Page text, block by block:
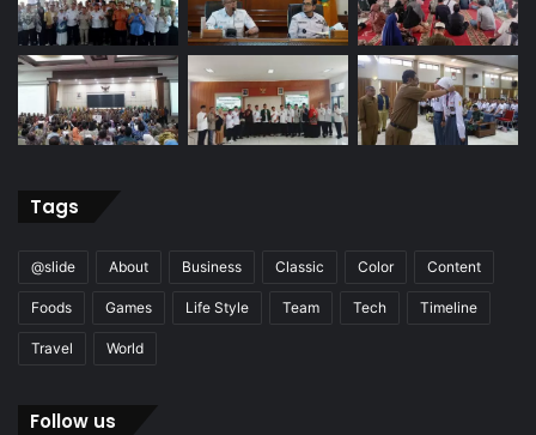
Tags
@slide About Business Classic Color Content
Foods Games Life Style Team Tech Timeline
Travel World
Follow us